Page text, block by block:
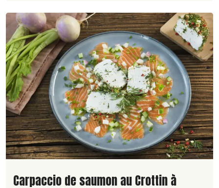
Lire la suite de la recette
Carpaccio de saumon au Crottin à